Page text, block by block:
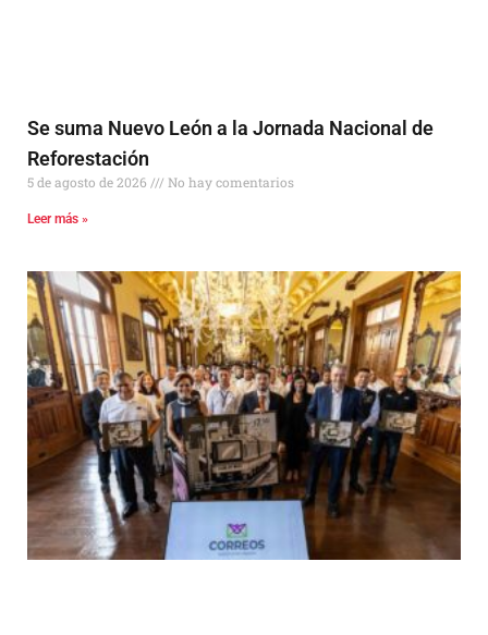
Se suma Nuevo León a la Jornada Nacional de
Reforestación
5 de agosto de 2026 No hay comentarios
Leer más »